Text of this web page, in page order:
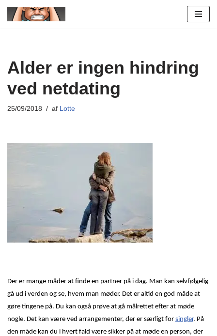
Alder er ingen hindring
ved netdating
25/09/2018 af Lotte
Der er mange måder at finde en partner på i dag. Man kan selvfølgelig
gå ud i verden og se, hvem man møder. Det er altid en god måde at
gøre tingene på. Du kan også prøve at gå målrettet efter at møde
nogle. Det kan være ved arrangementer, der er særligt for singler. På
den måde kan du i hvert fald være sikker på at møde en person, der